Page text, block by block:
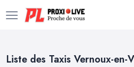
Liste des Taxis Vernoux-en-